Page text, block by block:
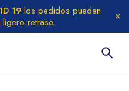
19 los pedidos pueden
retraso.